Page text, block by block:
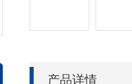
产品详情